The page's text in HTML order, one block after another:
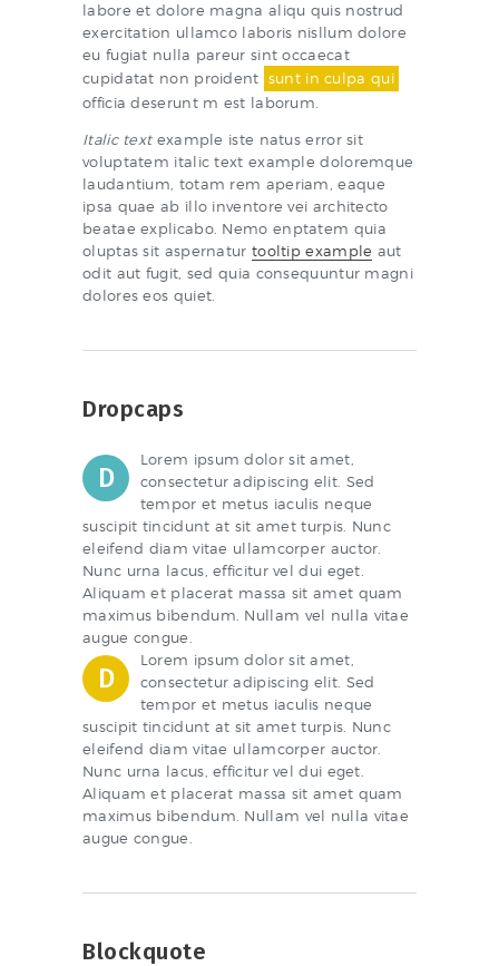
labore et dolore magna aliqu quis nostrud
exercitation ullamco laboris nisllum dolore
eu fugiat nulla pareur sint occaecat
cupidatat non proident sunt in culpa qui
officia deserunt m est laborum.
Italic textexample iste natus error sit
voluptatem italic text example doloremque
laudantium, totam rem aperiam, eaque
ipsa quae ab illo inventore vei architecto
beatae explicabo. Nemo enptatem quia
oluptas sit aspernatur tooltip example aut
odit aut fugit, sed quia consequuntur magni
dolores eos quiet.
Dropcaps
D
Lorem ipsum dolor sit amet,
consectetur adipiscing elit. Sed
tempor et metus iaculis neque
suscipit tincidunt at sit amet turpis. Nunc
eleifend diam vitae ullamcorper auctor.
Nunc urna lacus, efficitur vel dui eget.
Aliquam et placerat massa sit amet quam
maximus bibendum. Nullam vel nulla vitae
augue congue.
D
Lorem ipsum dolor sit amet,
consectetur adipiscing elit. Sed
tempor et metus iaculis neque
suscipit tincidunt at sit amet turpis. Nunc
eleifend diam vitae ullamcorper auctor.
Nunc urna lacus, efficitur vel dui eget.
Aliquam et placerat massa sit amet quam
maximus bibendum. Nullam vel nulla vitae
augue congue.
Blockquote